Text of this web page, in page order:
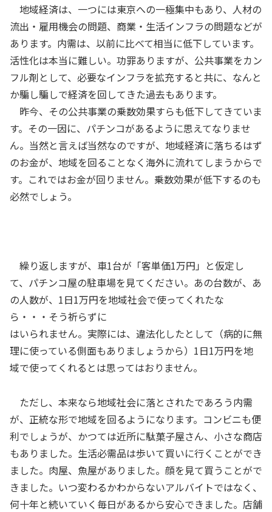
地域経済は、一つには東京への一極集中もあり、人材の
流出・雇用機会の問題、商業・生活インフラの問題などが
あります。内需は、以前に比べて相当に低下しています。
活性化は本当に難しい。功罪ありますが、公共事業をカン
フル剤として、必要なインフラを拡充すると共に、なんと
か騙し騙しで経済を回してきた過去もあります。
昨今、その公共事業の乗数効果すらも低下してきていま
す。その一因に、パチンコがあるように思えてなりませ
ん。当然と言えば当然なのですが、地域経済に落ちるはず
のお金が、地域を回ることなく海外に流れてしまうからで
す。これではお金が回りません。乗数効果が低下するのも
必然でしょう。
繰り返しますが、車1台が「客単価1万円」と仮定し
て、パチンコ屋の駐車場を見てください。あの台数が、あ
の人数が、1日1万円を地域社会で使ってくれたな
ら・・・そう祈らずに
はいられません。実際には、違法化したとして（病的に無
理に使っている側面もありましょうから）1日1万円を地
域で使ってくれるとは思ってはおりません。
ただし、本来なら地域社会に落とされたであろう内需
が、正統な形で地域を回るようになります。コンビニも便
利でしょうが、かつては近所に駄菓子屋さん、小さな商店
もありました。生活必需品は歩いて買いに行くことができ
ました。肉屋、魚屋がありました。顔を見て買うことがで
きました。いつ変わるかわからないアルバイトではなく、
何十年と続いていく毎日があるから安心できました。店舗